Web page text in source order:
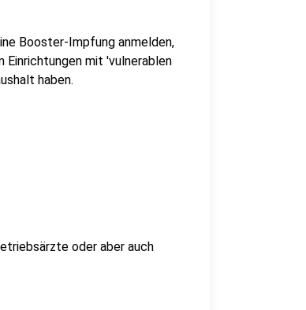
Booster-Impfung anmelden,
mit 'vulnerablen
haben.
oder aber auch